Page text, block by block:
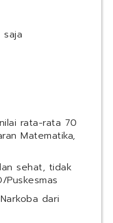
saja
rata-rata 70
Matematika,
sehat, tidak
Puskesmas
dari